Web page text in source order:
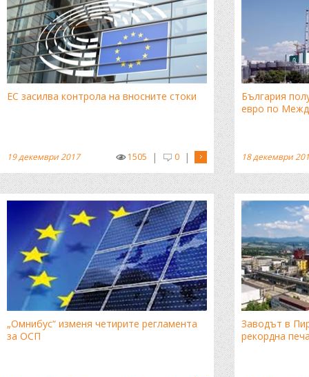
ЕС засилва контрола на вносните стоки
|
0
|
1505
19 декември 2017
България
евро по
18 декември
„Омнибус“ изменя четирите регламента
за ОСП
Заводът в
рекордна